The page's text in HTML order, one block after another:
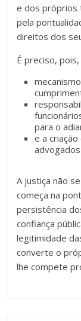
e dos próprios
pela
direitos dos
É preciso,
para o
e a
A justiça não
começa na
persistência
confiança
legitimidade
converte o
lhe compete